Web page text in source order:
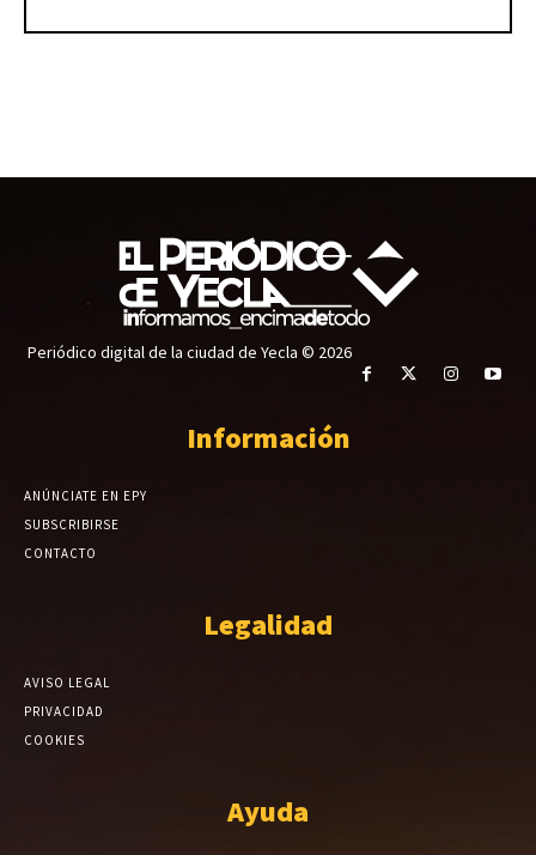
Periódico digital de la ciudad de Yecla © 2026
Información
ANÚNCIATE EN EPY
SUBSCRIBIRSE
CONTACTO
Legalidad
AVISO LEGAL
PRIVACIDAD
COOKIES
Ayuda